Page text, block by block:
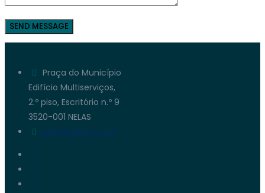
Praça do Município
Edifício Multiserviços,
2.º piso, Escritório n.º 9
3520-001 NELAS
geral@saleneve.pt